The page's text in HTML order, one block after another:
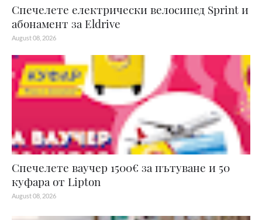
Спечелете електрически велосипед Sprint и
абонамент за Eldrive
August 08, 2026
Спечелете ваучер 1500€ за пътуване и 50
куфара от Lipton
August 08, 2026